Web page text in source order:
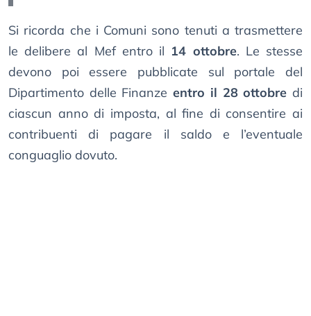
Si ricorda che i Comuni sono tenuti a trasmettere
le delibere al Mef entro il 14 ottobre. Le stesse
devono poi essere pubblicate sul portale del
Dipartimento delle Finanzeentro il 28 ottobre di
ciascun anno di imposta, al fine di consentire ai
contribuenti di pagare il saldo e l’eventuale
conguaglio dovuto.